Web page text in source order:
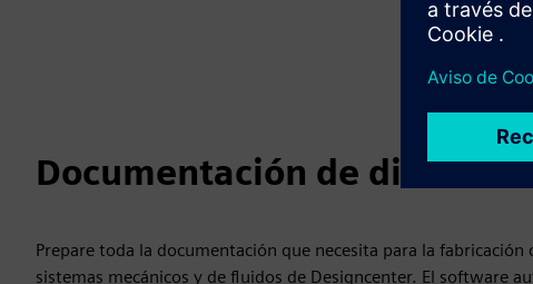
Documentación de diseño
Prepare toda la documentación que necesita para la
sistemas mecánicos y de fluidos de Designcenter. El software